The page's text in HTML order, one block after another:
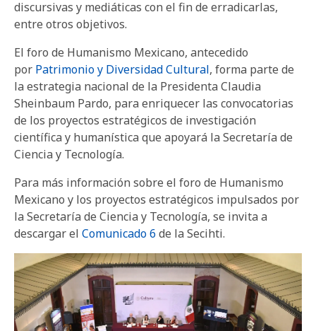
discursivas y mediáticas con el fin de erradicarlas,
entre otros objetivos.
El foro de Humanismo Mexicano, antecedido
por Patrimonio y Diversidad Cultural, forma parte de
la estrategia nacional de la Presidenta Claudia
Sheinbaum Pardo, para enriquecer las convocatorias
de los proyectos estratégicos de investigación
científica y humanística que apoyará la Secretaría de
Ciencia y Tecnología.
Para más información sobre el foro de Humanismo
Mexicano y los proyectos estratégicos impulsados por
la Secretaría de Ciencia y Tecnología, se invita a
descargar el Comunicado 6 de la Secihti.